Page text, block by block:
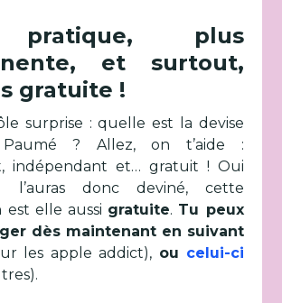
plus
et surtout,
gratuite !
surprise : quelle est la devise
? Allez, on t’aide :
indépendant et… gratuit ! Oui
l’auras donc deviné, cette
est elle aussi gratuite. Tu peux
dès maintenant en suivant
les apple addict),ou celui-ci